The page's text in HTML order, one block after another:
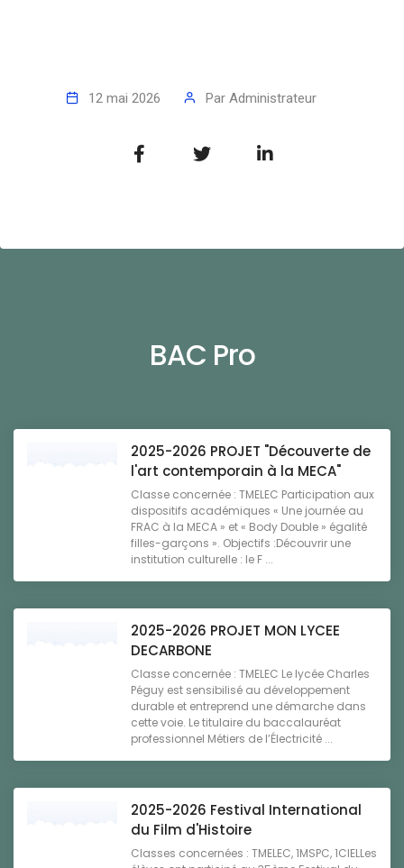
12 mai 2026 Par Administrateur
BAC Pro
2025-2026 PROJET "Découverte de
l'art contemporain à la MECA"
Classe concernée : TMELEC Participation aux
dispositifs académiques « Une journée au
FRAC à la MECA » et « Body Double » égalité
filles-garçons ». Objectifs :Découvrir une
institution culturelle : le F ...
2025-2026 PROJET MON LYCEE
DECARBONE
Classe concernée : TMELEC Le lycée Charles
Péguy est sensibilisé au développement
durable et entreprend une démarche dans
cette voie. Le titulaire du baccalauréat
professionnel Métiers de l’Électricité ...
2025-2026 Festival International
du Film d'Histoire
Classes concernées : TMELEC, 1MSPC, 1CIELLes